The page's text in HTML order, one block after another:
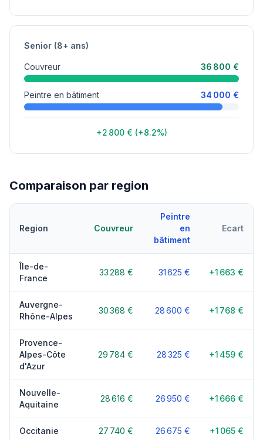
Senior (8+ ans)
Couvreur 36 800 €
Peintre en bâtiment 34 000 €
+2 800 € (+8.2%)
Comparaison par region
Region Couvreur
Peintre
en
bâtiment
Ecart
Île-de-
France
33 288 € 31 625 € +1 663 €
Auvergne-
Rhône-Alpes
30 368 € 28 600 € +1 768 €
Provence-
Alpes-Côte
d'Azur
29 784 € 28 325 € +1 459 €
Nouvelle-
Aquitaine
28 616 € 26 950 € +1 666 €
Occitanie 27 740 € 26 675 € +1 065 €